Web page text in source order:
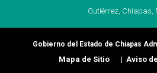
Gutiérrez, Chiapas,
Gobierno del Estado de Chiapas
Mapa de Sitio | Aviso